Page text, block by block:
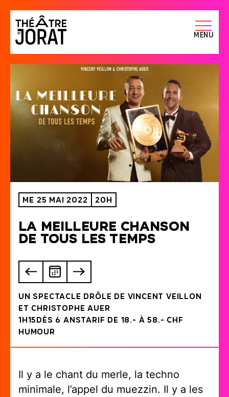
Menu
me 25 Mai 2022 20H
La meilleure chanson
de tous les temps
Un spectacle drôle de Vincent Veillon
et Christophe Auer
1h15 DÈS 6 ANSTARIF DE 18.- À 58.- CHF
Humour
Il y a le chant du merle, la techno
minimale, l’appel du muezzin. Il y a les